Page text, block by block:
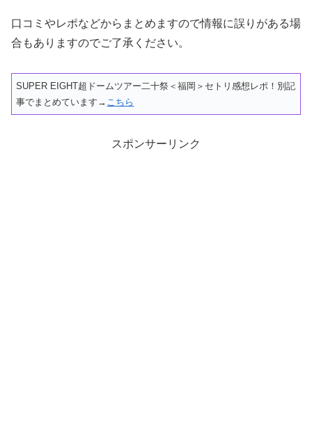
口コミやレポなどからまとめますので情報に誤りがある場
合もありますのでご了承ください。
SUPER EIGHT超ドームツアー二十祭＜福岡＞セトリ感想レポ！別記
事でまとめています→ こちら
スポンサーリンク